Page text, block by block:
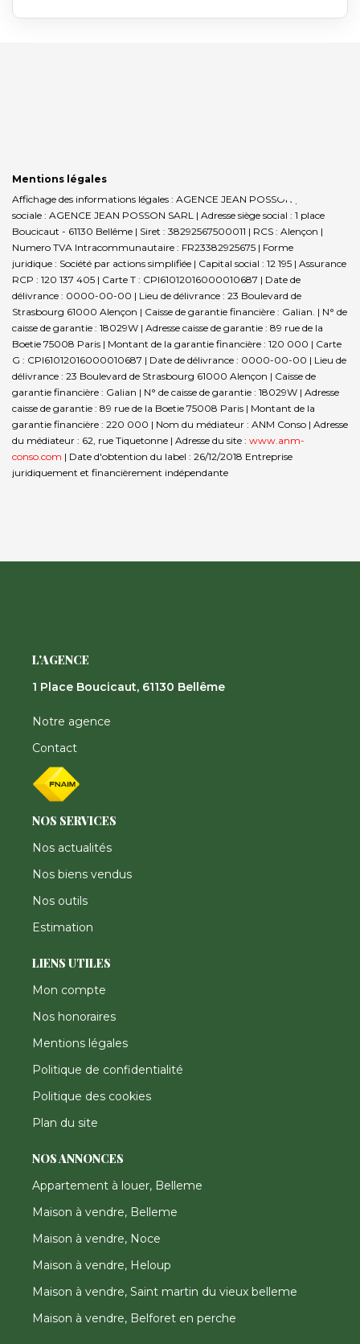
Mentions légales
Affichage des informations légales : AGENCE JEAN POSSON | Raison
sociale : AGENCE JEAN POSSON SARL | Adresse siège social : 1 place
Boucicaut - 61130 Bellême | Siret : 38292567500011 | RCS : Alençon |
Numero TVA Intracommunautaire : FR23382925675 | Forme
juridique : Société par actions simplifiée | Capital social : 12 195 | Assurance
RCP : 120 137 405 | Carte T : CPI61012016000010687 | Date de
délivrance : 0000-00-00 | Lieu de délivrance : 23 Boulevard de
Strasbourg 61000 Alençon | Caisse de garantie financière : Galian. | N° de
caisse de garantie : 18029W | Adresse caisse de garantie : 89 rue de la
Boetie 75008 Paris | Montant de la garantie financière : 120 000 | Carte
G : CPI61012016000010687 | Date de délivrance : 0000-00-00 | Lieu de
délivrance : 23 Boulevard de Strasbourg 61000 Alençon | Caisse de
garantie financière : Galian | N° de caisse de garantie : 18029W | Adresse
caisse de garantie : 89 rue de la Boetie 75008 Paris | Montant de la
garantie financière : 220 000 | Nom du médiateur : ANM Conso | Adresse
du médiateur : 62, rue Tiquetonne | Adresse du site : www.anm-
conso.com | Date d'obtention du label : 26/12/2018 Entreprise
juridiquement et financièrement indépendante
L'AGENCE
1 Place Boucicaut, 61130 Bellême
Notre agence
Contact
NOS SERVICES
Nos actualités
Nos biens vendus
Nos outils
Estimation
LIENS UTILES
Mon compte
Nos honoraires
Mentions légales
Politique de confidentialité
Politique des cookies
Plan du site
NOS ANNONCES
Appartement à louer, Belleme
Maison à vendre, Belleme
Maison à vendre, Noce
Maison à vendre, Heloup
Maison à vendre, Saint martin du vieux belleme
Maison à vendre, Belforet en perche